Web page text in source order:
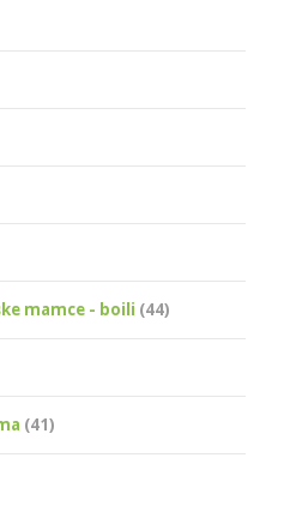
mamce - boili (44)
(41)